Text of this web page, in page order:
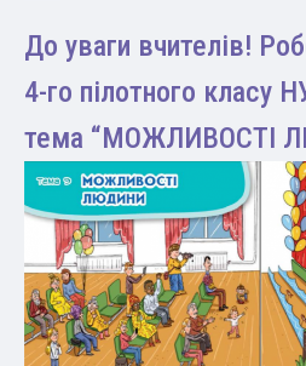
До уваги вчителів!
4-го пілотного класу
тема “МОЖЛИВОСТІ